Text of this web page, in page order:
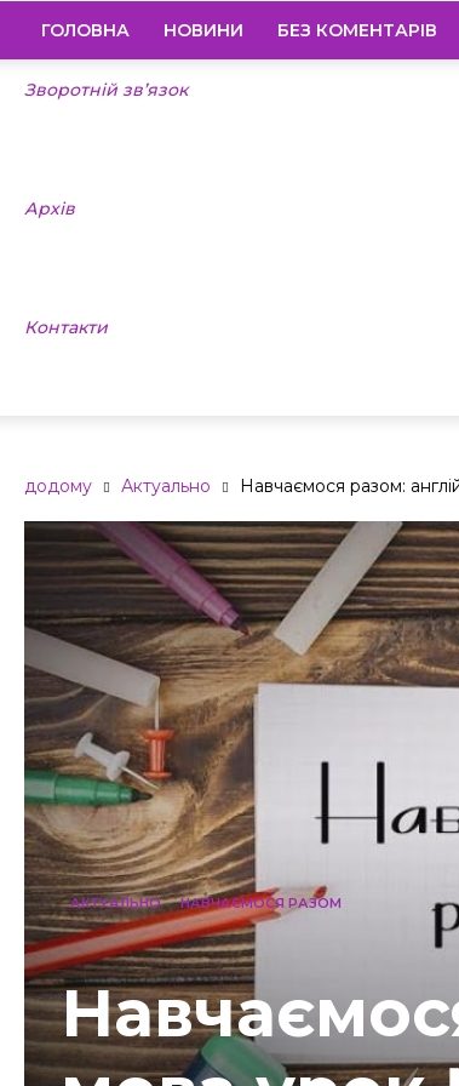
ГОЛОВНА НОВИНИ БЕЗ КОМЕНТАРІВ
Зворотній зв’язок
Архів
Контакти
додому Актуально Навчаємося разом:
АКТУАЛЬНО НАВЧАЄМОСЯ РАЗОМ